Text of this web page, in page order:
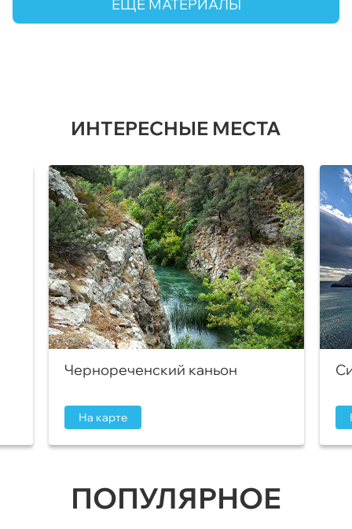
ЕЩЕ МАТЕРИАЛЫ
ИНТЕРЕСНЫЕ МЕСТА
Чернореченский каньон
На карте
ПОПУЛЯРНОЕ